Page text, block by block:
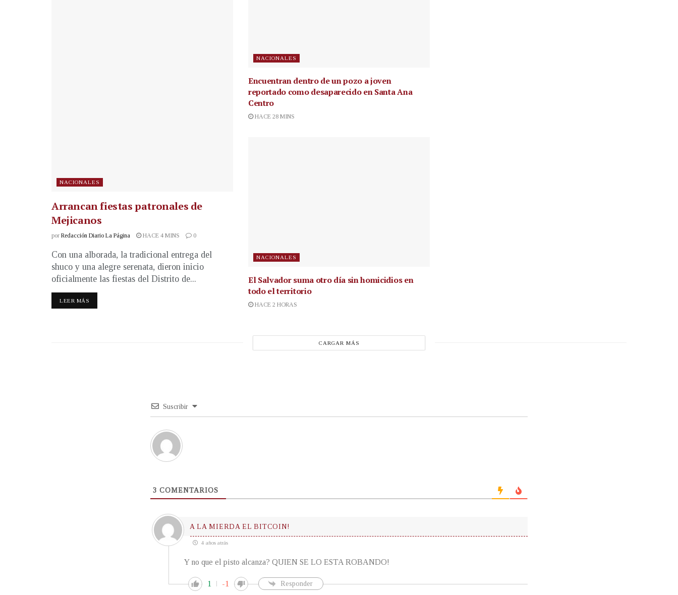
NACIONALES
Arrancan fiestas patronales de
Mejicanos
por Redacción Diario La Página HACE 4 MINS 0
Con una alborada, la tradicional entrega del
shuco y una alegre serenata, dieron inicio
oficialmente las fiestas del Distrito de...
LEER MÁS
NACIONALES
Encuentran dentro de un pozo a joven
reportado como desaparecido en Santa Ana
Centro
HACE 28 MINS
NACIONALES
El Salvador suma otro día sin homicidios en
todo el territorio
HACE 2 HORAS
CARGAR MÁS
Suscribir
3 COMENTARIOS
A LA MIERDA EL BITCOIN!
4 años atrás
Y no que el pisto alcanza? QUIEN SE LO ESTA ROBANDO!
1 -1 Responder